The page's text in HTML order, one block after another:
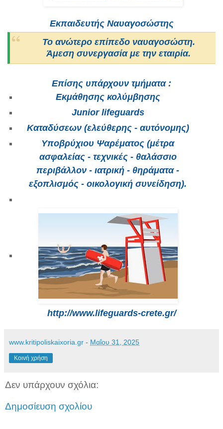
Εκπαιδευτής Ναυαγοσώστης
Το ανώτερο επίπεδο ναυαγοσώστη.
Άμεση συνεργασία με την εταιρία.
Επίσης υπάρχουν τμήματα :
Εκμάθησης κολύμβησης
Junior lifeguards
Καταδύσεων (ελεύθερης - αυτόνομης)
Υποβρύχιου Ψαρέματος (μέτρα
ασφαλείας - τεχνικές - θαλάσσιο
περιβάλλον - ιατρική - θηράματα -
εξοπλισμός - οικολογική συνείδηση).
http://www.lifeguards-crete.gr/
www.kritipoliskaixoria.gr - Μαΐου 31, 2025
Κοινή χρήση
Δεν υπάρχουν σχόλια:
Δημοσίευση σχολίου